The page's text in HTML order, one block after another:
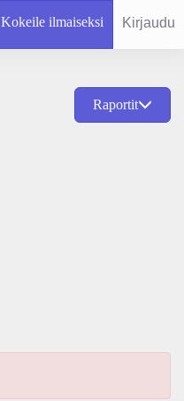
Kokeile ilmaiseksi Kirjaudu
Raportit